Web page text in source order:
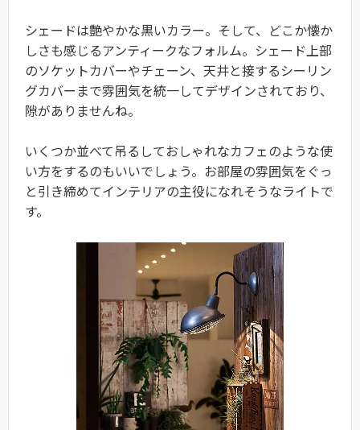
シェードは艶やかな黒いカラー。そして、どこか懐か
しさも感じるアンティークなフォルム。シェード上部
のソケットカバーやチェーン、天井と接するシーリン
グカバーまで雰囲気を統一してデザインされており、
隙がありませんね。
いくつか並べて吊るしておしゃれなカフェのような使
い方をするのもいいでしょう。お部屋の雰囲気をぐっ
と引き締めてインテリアの主役になれそうなライトで
す。